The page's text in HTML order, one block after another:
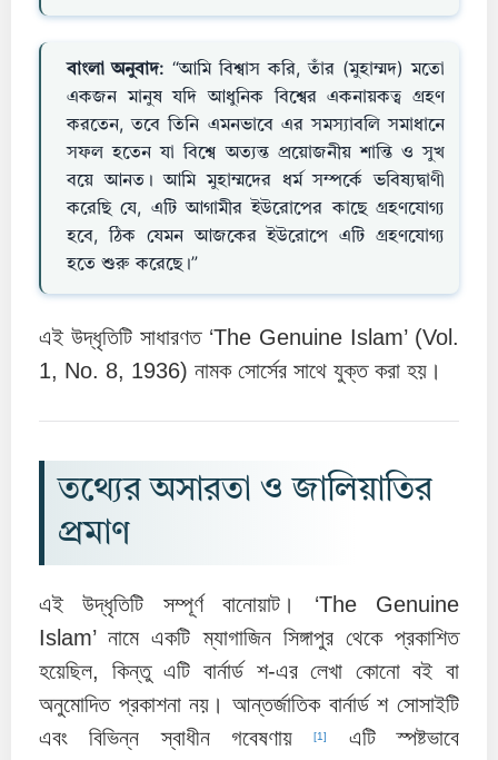
বাংলা অনুবাদ: “আমি বিশ্বাস করি, তাঁর (মুহাম্মদ) মতো
একজন মানুষ যদি আধুনিক বিশ্বের একনায়কত্ব গ্রহণ
করতেন, তবে তিনি এমনভাবে এর সমস্যাবলি সমাধানে
সফল হতেন যা বিশ্বে অত্যন্ত প্রয়োজনীয় শান্তি ও সুখ
বয়ে আনত। আমি মুহাম্মদের ধর্ম সম্পর্কে ভবিষ্যদ্বাণী
করেছি যে, এটি আগামীর ইউরোপের কাছে গ্রহণযোগ্য
হবে, ঠিক যেমন আজকের ইউরোপে এটি গ্রহণযোগ্য
হতে শুরু করেছে।”
এই উদ্ধৃতিটি সাধারণত ‘The Genuine Islam’ (Vol.
1, No. 8, 1936) নামক সোর্সের সাথে যুক্ত করা হয়।
তথ্যের অসারতা ও জালিয়াতির
প্রমাণ
এই উদ্ধৃতিটি সম্পূর্ণ বানোয়াট। ‘The Genuine
Islam’ নামে একটি ম্যাগাজিন সিঙ্গাপুর থেকে প্রকাশিত
হয়েছিল, কিন্তু এটি বার্নার্ড শ-এর লেখা কোনো বই বা
অনুমোদিত প্রকাশনা নয়। আন্তর্জাতিক বার্নার্ড শ সোসাইটি
এবং বিভিন্ন স্বাধীন গবেষণায়[1]
এটি স্পষ্টভাবে